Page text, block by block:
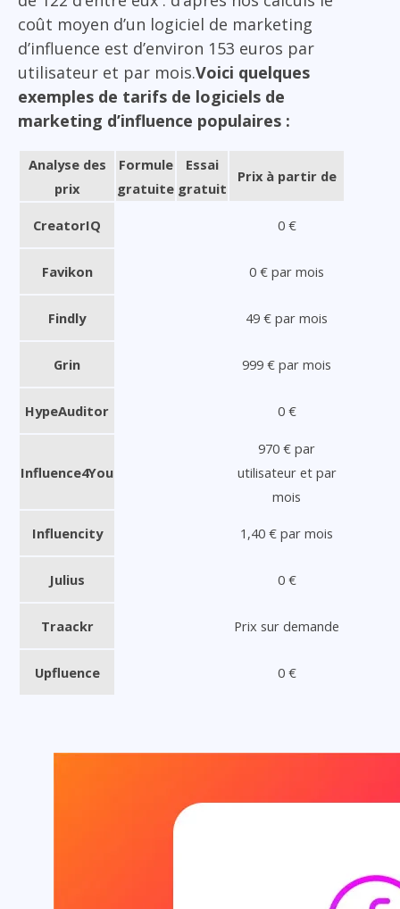
coût moyen d’un logiciel de marketing
d’influence est d’environ 153 euros par
utilisateur et par mois.Voici quelques
exemples de tarifs de logiciels de
marketing d’influence populaires :
Analyse des
prix
Formule
gratuite
Essai
gratuit
Prix à partir de
CreatorIQ 0 €
Favikon 0 € par mois
Findly 49 € par mois
Grin 999 € par mois
HypeAuditor 0 €
Influence4You
970 € par
utilisateur et par
mois
Influencity 1,40 € par mois
Julius 0 €
Traackr Prix sur demande
Upfluence 0 €